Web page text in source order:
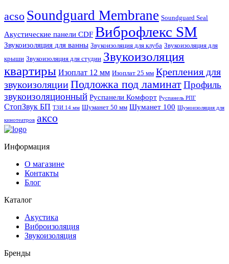
acso Soundguard Membrane Soundguard Seal
Акустические панели CDF Виброфлекс SM
Звукоизоляция для ванны Звукоизоляция для клуба Звукоизоляция для
крыши Звукоизоляция для студии Звукоизоляция
квартиры Изоплат 12 мм Изоплат 25 мм Крепления для
звукоизоляцииПодложка под ламинатПрофиль
звукоизоляционный Руспанели Комфорт Руспанель РПГ
СтопЗвук БП ТЗИ 14 мм Шуманет 50 мм Шуманет 100 Шумоизоляция для
кинотеатров аксо
Информация
О магазине
Контакты
Блог
Каталог
Акустика
Виброизоляция
Звукоизоляция
Бренды